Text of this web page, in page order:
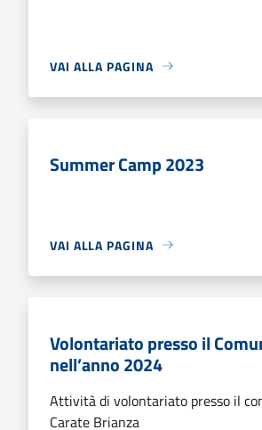
VAI ALLA PAGINA
Summer Camp 2023
VAI ALLA PAGINA
Volontariato presso il
nell’anno 2024
Attività di volontariato presso il
Carate Brianza